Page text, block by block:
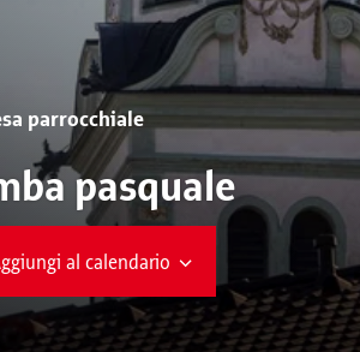
parrocchiale
pasquale
al calendario